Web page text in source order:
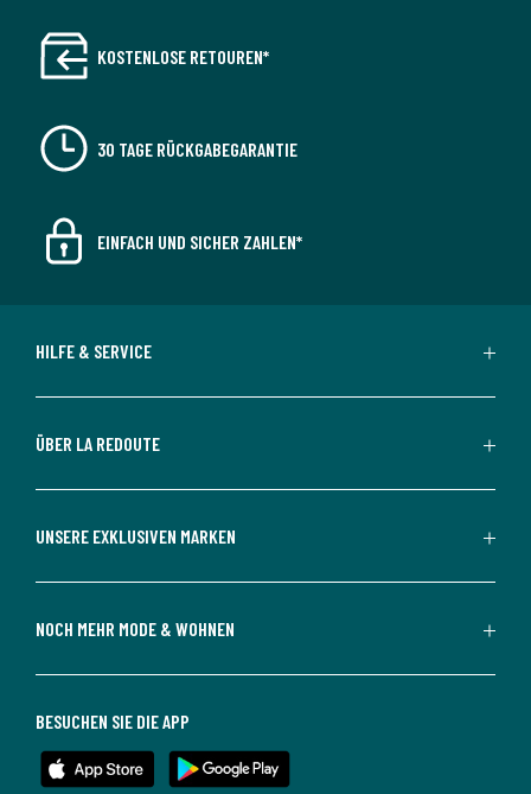
KOSTENLOSE RETOUREN*
30 TAGE RÜCKGABEGARANTIE
EINFACH UND SICHER ZAHLEN*
HILFE & SERVICE
ÜBER LA REDOUTE
UNSERE EXKLUSIVEN MARKEN
NOCH MEHR MODE & WOHNEN
BESUCHEN SIE DIE APP